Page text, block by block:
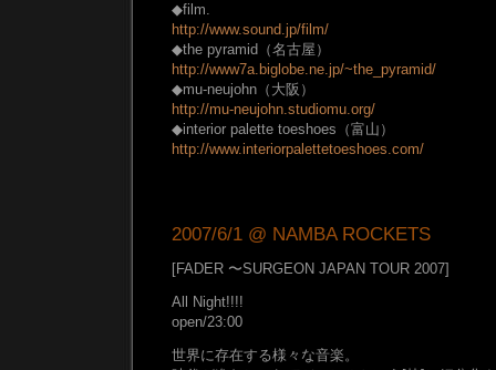
◆film.
http://www.sound.jp/film/
◆the pyramid（名古屋）
http://www7a.biglobe.ne.jp/~the_pyramid/
◆mu-neujohn（大阪）
http://mu-neujohn.studiomu.org/
◆interior palette toeshoes（富山）
http://www.interiorpalettetoeshoes.com/
2007/6/1 @ NAMBA ROCKETS
[FADER 〜SURGEON JAPAN TOUR 2007]
All Night!!!!
open/23:00
世界に存在する様々な音楽。